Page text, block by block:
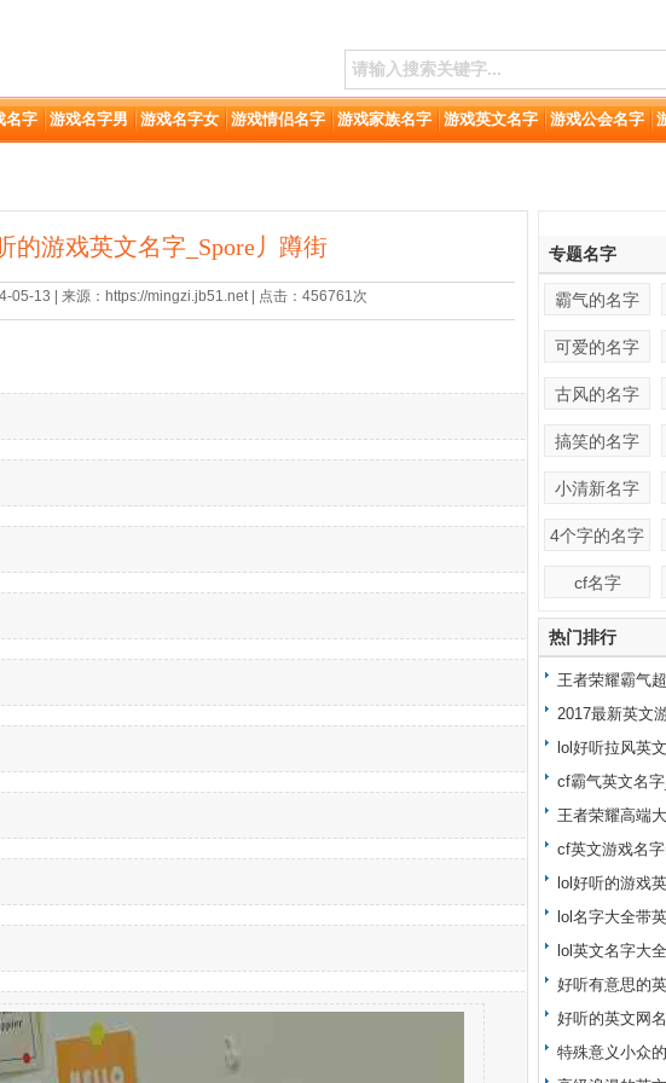
名字 游戏名字男 游戏名字女 游戏情侣名字 游戏家族名字 游戏英文名字 游戏公会名字
的游戏英文名字_Spore丿蹲街
05-13 | 来源：https://mingzi.jb51.net | 点击：456761次
专题名字
霸气的名字
可爱的名字
古风的名字
搞笑的名字
小清新名字
4个字的名字
cf名字
热门排行
王者荣耀霸气
2017最新英文
lol好听拉风英
cf霸气英文名
王者荣耀高端
cf英文游戏名
lol好听的游戏
lol名字大全带
lol英文名字大
好听有意思的
好听的英文网名
特殊意义小众